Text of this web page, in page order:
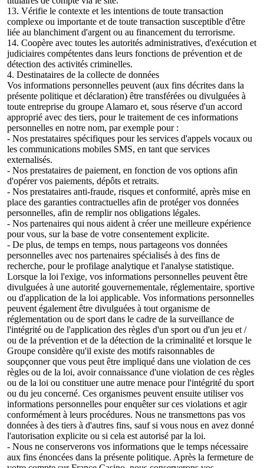
13. Vérifie le contexte et les intentions de toute transaction
complexe ou importante et de toute transaction susceptible d'être
liée au blanchiment d'argent ou au financement du terrorisme.
14. Coopère avec toutes les autorités administratives, d'exécution et
judiciaires compétentes dans leurs fonctions de prévention et de
détection des activités criminelles.
4. Destinataires de la collecte de données
Vos informations personnelles peuvent (aux fins décrites dans la
présente politique et déclaration) être transférées ou divulguées à
toute entreprise du groupe Alamaro et, sous réserve d'un accord
approprié avec des tiers, pour le traitement de ces informations
personnelles en notre nom, par exemple pour :
- Nos prestataires spécifiques pour les services d'appels vocaux ou
les communications mobiles SMS, en tant que services
externalisés.
- Nos prestataires de paiement, en fonction de vos options afin
d'opérer vos paiements, dépôts et retraits.
- Nos prestataires anti-fraude, risques et conformité, après mise en
place des garanties contractuelles afin de protéger vos données
personnelles, afin de remplir nos obligations légales.
- Nos partenaires qui nous aident à créer une meilleure expérience
pour vous, sur la base de votre consentement explicite.
- De plus, de temps en temps, nous partageons vos données
personnelles avec nos partenaires spécialisés à des fins de
recherche, pour le profilage analytique et l'analyse statistique.
Lorsque la loi l'exige, vos informations personnelles peuvent être
divulguées à une autorité gouvernementale, réglementaire, sportive
ou d'application de la loi applicable. Vos informations personnelles
peuvent également être divulguées à tout organisme de
réglementation ou de sport dans le cadre de la surveillance de
l'intégrité ou de l'application des règles d'un sport ou d'un jeu et /
ou de la prévention et de la détection de la criminalité et lorsque le
Groupe considère qu'il existe des motifs raisonnables de
soupçonner que vous peut être impliqué dans une violation de ces
règles ou de la loi, avoir connaissance d'une violation de ces règles
ou de la loi ou constituer une autre menace pour l'intégrité du sport
ou du jeu concerné. Ces organismes peuvent ensuite utiliser vos
informations personnelles pour enquêter sur ces violations et agir
conformément à leurs procédures. Nous ne transmettons pas vos
données à des tiers à d'autres fins, sauf si vous nous en avez donné
l'autorisation explicite ou si cela est autorisé par la loi.
- Nous ne conserverons vos informations que le temps nécessaire
aux fins énoncées dans la présente politique. Après la fermeture de